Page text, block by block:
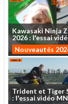
Kawasaki Ninja
2026: l'essai
Nouveautés
Trident et Tiger
: l'essaividéo